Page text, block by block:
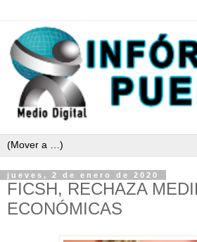
jueves, 2 de enero de 2020
FICSH, RECHAZA
ECONÓMICAS